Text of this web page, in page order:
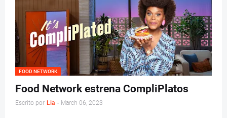
FOOD NETWORK
Food Network estrena CompliPlatos
Escrito por Lia - March 06, 2023